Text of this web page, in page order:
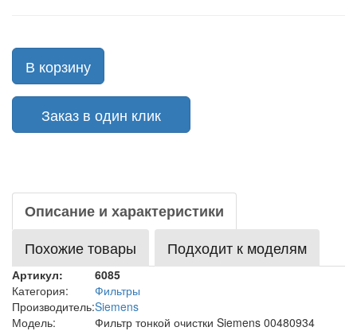
В корзину
Заказ в один клик
Описание и характеристики
Похожие товары
Подходит к моделям
Артикул:
6085
Категория:
Фильтры
Производитель:Siemens
Модель:
Фильтр тонкой очистки Siemens 00480934